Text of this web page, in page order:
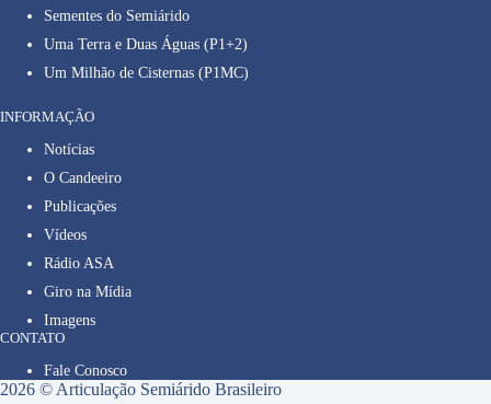
Sementes do Semiárido
Uma Terra e Duas Águas (P1+2)
Um Milhão de Cisternas (P1MC)
INFORMAÇÃO
Notícias
O Candeeiro
Publicações
Vídeos
Rádio ASA
Giro na Mídia
Imagens
CONTATO
Fale Conosco
2026 © Articulação Semiárido Brasileiro